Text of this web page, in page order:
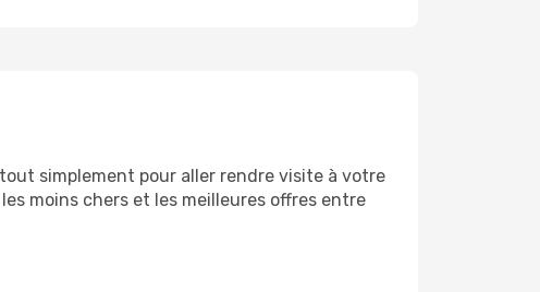
simplement pour aller rendre visite à votre
moins chers et les meilleures offres entre